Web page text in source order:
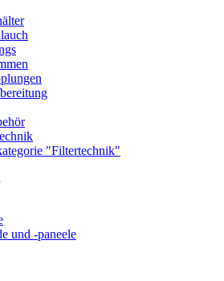
"Filtertechnik"
und -paneele